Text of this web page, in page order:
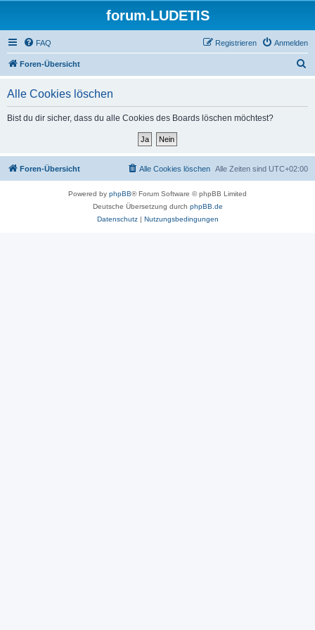
forum.LUDETIS
FAQ Anmelden
Registrieren
Foren-Übersicht
Alle Cookies löschen
Bist du dir sicher, dass du alle Cookies des Boards löschen möchtest?
Foren-Übersicht Alle Zeiten sind UTC+02:00
Alle Cookies löschen
Powered by phpBB® Forum Software © phpBB Limited
Deutsche Übersetzung durch phpBB.de
Datenschutz| Nutzungsbedingungen